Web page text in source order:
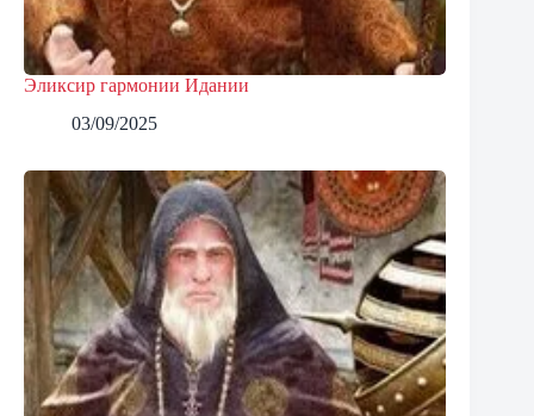
Эликсир гармонии Идании
03/09/2025